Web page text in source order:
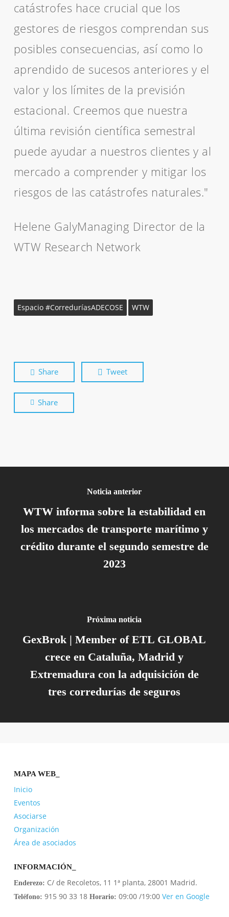
catástrofes hace crucial que los
gestores de riesgos comprendan sus
posibles consecuencias, así como lo
aprendido de sucesos anteriores y el
valor y los límites de la previsión
estacional. Creemos que nuestra
última revisión científica semestral
puede ayudar a nuestros clientes y al
mercado a comprender y mitigar los
riesgos de las catástrofes naturales."
Helene GalyManaging Director de la
WTW Research Network
Espacio #CorreduríasADECOSE WTW
Share Tweet
Share
Noticia anterior
WTW informa sobre la estabilidad en
los mercados de transporte marítimo y
crédito durante el segundo semestre de
2023
Próxima noticia
GexBrok | Member of ETL GLOBAL
crece en Cataluña, Madrid y
Extremadura con la adquisición de
tres corredurías de seguros
MAPA WEB_
Inicio
Eventos
Asociarse
Organización
Área de asociados
INFORMACIÓN_
Enderezo: C/ de Recoletos, 11 1ª planta, 28001 Madrid.
Teléfono: 915 90 33 18 Horario: 09:00 /19:00 Ver en Google